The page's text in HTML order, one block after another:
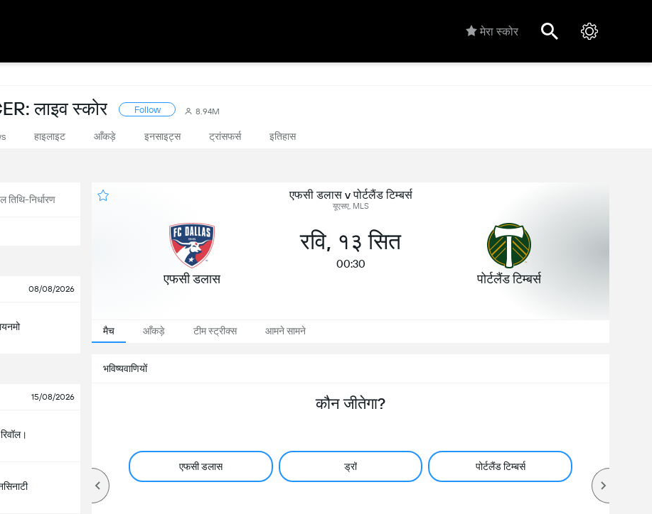
मेरा स्कोर
लाइव स्कोर Follow 8.94M
हाइलाइट आँकड़े इनसाइट्स ट्रांसफर्स इतिहास
तिथि-निर्धारण
08/08/2026
15/08/2026
एफसी डलास v पोर्टलैंड टिम्बर्स
यूएसए, MLS
एफसी डलास
रवि, १३ सित
00:30
पोर्टलैंड टिम्बर्स
मैच आँकड़े टीम स्ट्रीक्स आमने सामने
भविष्यवाणियों
कौन जीतेगा?
एफसी डलास ड्रॉ पोर्टलैंड टिम्बर्स